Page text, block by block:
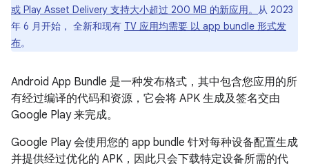
或 Play Asset Delivery 支持大小超过 200 MB 的新应用。 从 2023
年 6 月开始， 全新和现有 TV 应用均需要 以 app bundle 形式发
布。
Android App Bundle 是一种发布格式，其中包含您应用的所
有经过编译的代码和资源，它会将 APK 生成及签名交由
Google Play 来完成。
Google Play 会使用您的 app bundle 针对每种设备配置生成
并提供经过优化的 APK，因此只会下载特定设备所需的代